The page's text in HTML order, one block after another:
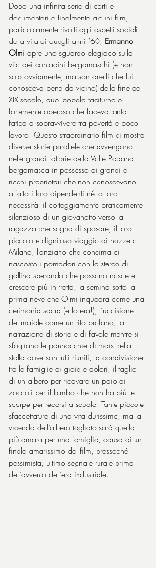
Dopo una infinita serie di corti e
documentari e finalmente alcuni film,
particolarmente rivolti agli aspetti sociali
della vita di quegli anni ’60, Ermanno
Olmi apre uno sguardo elegiaco sulla
vita dei contadini bergamaschi (e non
solo ovviamente, ma son quelli che lui
conosceva bene da vicino) della fine del
XIX secolo, quel popolo taciturno e
fortemente operoso che faceva tanta
fatica a sopravvivere tra povertà e poco
lavoro. Questo straordinario film ci mostra
diverse storie parallele che avvengono
nelle grandi fattorie della Valle Padana
bergamasca in possesso di grandi e
ricchi proprietari che non conoscevano
affatto i loro dipendenti né lo loro
necessità: il corteggiamento praticamente
silenzioso di un giovanotto verso la
ragazza che sogna di sposare, il loro
piccolo e dignitoso viaggio di nozze a
Milano, l’anziano che concima di
nascosto i pomodori con lo sterco di
gallina sperando che possano nasce e
crescere più in fretta, la semina sotto la
prima neve che Olmi inquadra come una
cerimonia sacra (e lo era!), l’uccisione
del maiale come un rito profano, la
narrazione di storie e di favole mentre si
sfogliano le pannocchie di mais nella
stalla dove son tutti riuniti, la condivisione
tra le famiglie di gioie e dolori, il taglio
di un albero per ricavare un paio di
zoccoli per il bimbo che non ha più le
scarpe per recarsi a scuola. Tante piccole
sfaccettature di una vita durissima, ma la
vicenda dell’albero tagliato sarà quella
più amara per una famiglia, causa di un
finale amarissimo del film, pressoché
pessimista, ultimo segnale rurale prima
dell’avvento dell’era industriale.